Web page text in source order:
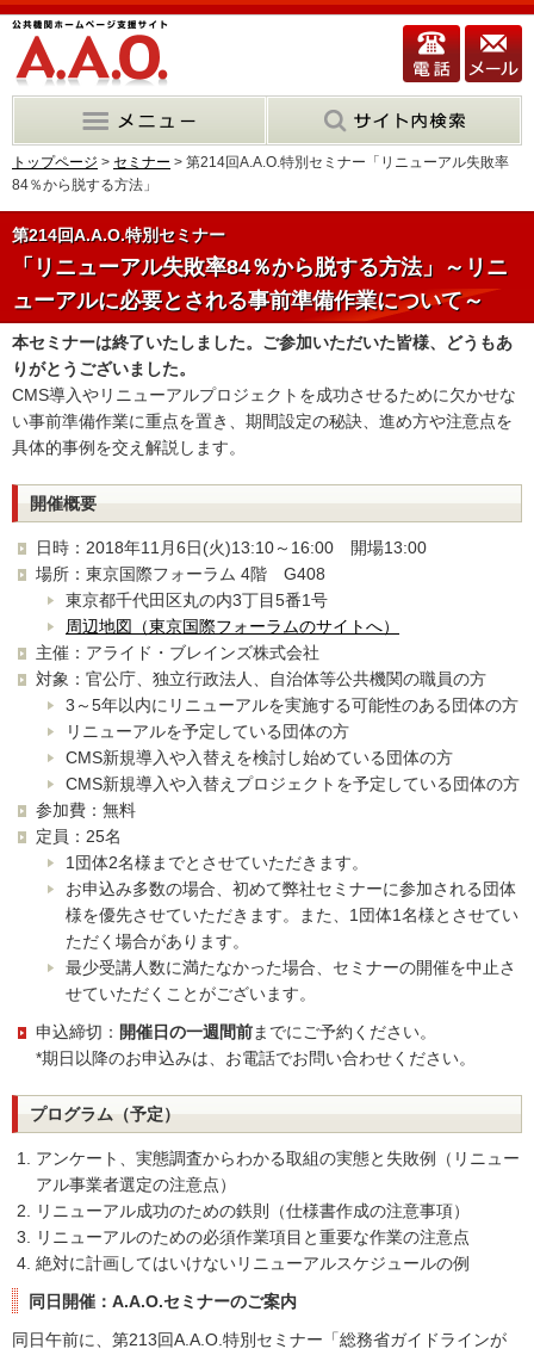
トップページ > セミナー > 第214回A.A.O.特別セミナー「リニューアル失敗率
84％から脱する方法」
第214回A.A.O.特別セミナー
「リニューアル失敗率84％から脱する方法」～リニ
ューアルに必要とされる事前準備作業について～
本セミナーは終了いたしました。ご参加いただいた皆様、どうもあ
りがとうございました。
CMS導入やリニューアルプロジェクトを成功させるために欠かせな
い事前準備作業に重点を置き、期間設定の秘訣、進め方や注意点を
具体的事例を交え解説します。
開催概要
日時：2018年11月6日(火)13:10～16:00 開場13:00
場所：東京国際フォーラム 4階 G408
東京都千代田区丸の内3丁目5番1号
周辺地図（東京国際フォーラムのサイトへ）
主催：アライド・ブレインズ株式会社
対象：官公庁、独立行政法人、自治体等公共機関の職員の方
3～5年以内にリニューアルを実施する可能性のある団体の方
リニューアルを予定している団体の方
CMS新規導入や入替えを検討し始めている団体の方
CMS新規導入や入替えプロジェクトを予定している団体の方
参加費：無料
定員：25名
1団体2名様までとさせていただきます。
お申込み多数の場合、初めて弊社セミナーに参加される団体
様を優先させていただきます。また、1団体1名様とさせてい
ただく場合があります。
最少受講人数に満たなかった場合、セミナーの開催を中止さ
せていただくことがございます。
申込締切： 開催日の一週間前までにご予約ください。
*期日以降のお申込みは、お電話でお問い合わせください。
プログラム（予定）
アンケート、実態調査からわかる取組の実態と失敗例（リニュー
アル事業者選定の注意点）
リニューアル成功のための鉄則（仕様書作成の注意事項）
リニューアルのための必須作業項目と重要な作業の注意点
絶対に計画してはいけないリニューアルスケジュールの例
同日開催：A.A.O.セミナーのご案内
同日午前に、第213回A.A.O.特別セミナー「総務省ガイドラインが